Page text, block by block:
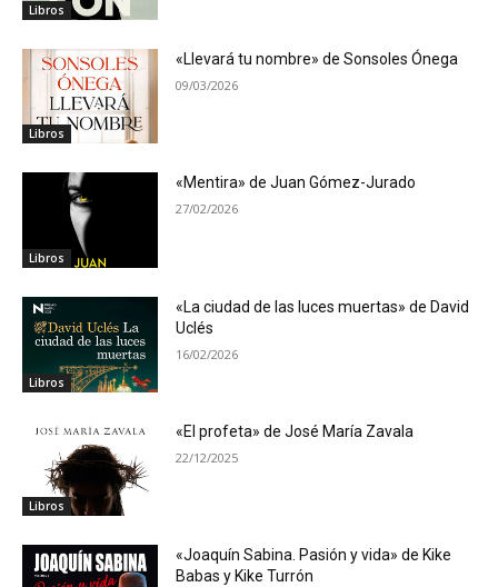
Libros
Libros
«Llevará tu nombre» de Sonsoles Ónega
09/03/2026
Libros
«Mentira» de Juan Gómez-Jurado
27/02/2026
Libros
«La ciudad de las luces muertas» de David
Uclés
16/02/2026
Libros
«El profeta» de José María Zavala
22/12/2025
«Joaquín Sabina. Pasión y vida» de Kike
Babas y Kike Turrón